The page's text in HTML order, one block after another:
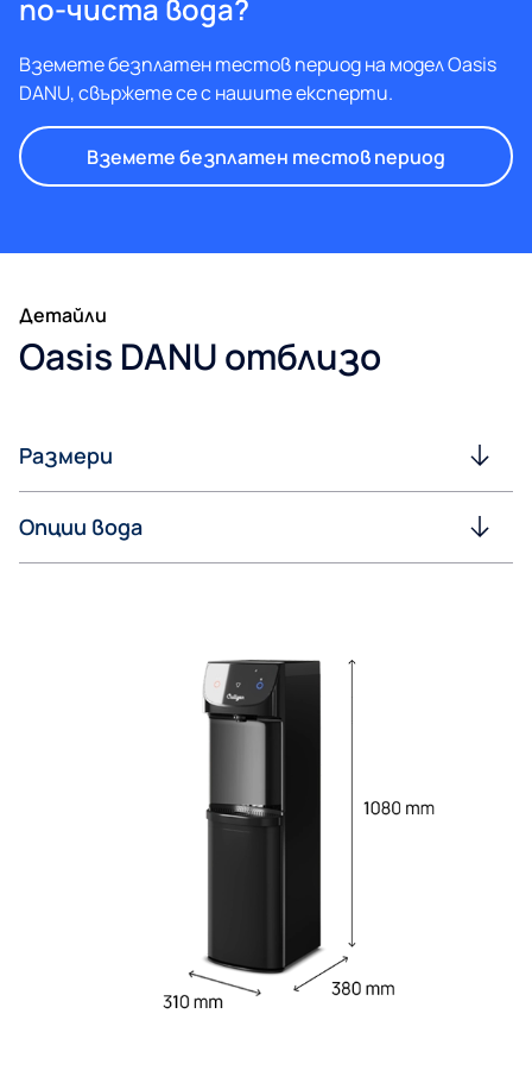
по-чиста вода?
Вземете безплатен тестов период на модел Oasis
DANU, свържете се с нашите експерти.
Вземете безплатен тестов период
Детайли
Oasis DANU отблизо
Размери
Опции вода